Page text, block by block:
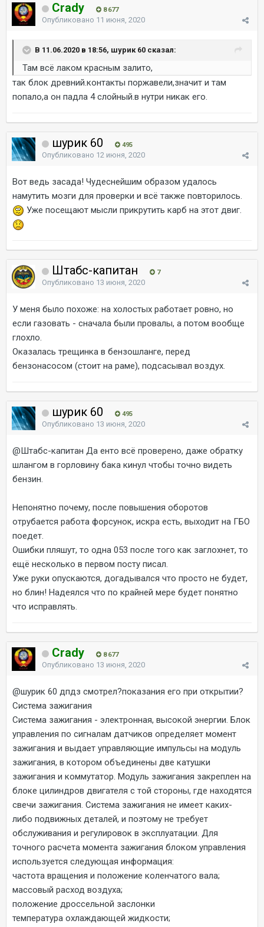
Crady 8 677
Опубликовано 11 июня, 2020
В 11.06.2020 в 18:56, шурик 60 сказал:
Там всё лаком красным залито,
так блок древний.контакты поржавели,значит и там
попало,а он падла 4 слойный.в нутри никак его.
шурик 60 495
Опубликовано 12 июня, 2020
Вот ведь засада! Чудеснейшим образом удалось
намутить мозги для проверки и всё также повторилось.
Уже посещают мысли прикрутить карб на этот двиг.
Штабс-капитан 7
Опубликовано 13 июня, 2020
У меня было похоже: на холостых работает ровно, но
если газовать - сначала были провалы, а потом вообще
глохло.
Оказалась трещинка в бензошланге, перед
бензонасосом (стоит на раме), подсасывал воздух.
шурик 60 495
Опубликовано 13 июня, 2020
@Штабс-капитан Да енто всё проверено, даже обратку
шлангом в горловину бака кинул чтобы точно видеть
бензин.
Непонятно почему, после повышения оборотов
отрубается работа форсунок, искра есть, выходит на ГБО
поедет.
Ошибки пляшут, то одна 053 после того как заглохнет, то
ещё несколько в первом посту писал.
Уже руки опускаются, догадывался что просто не будет,
но блин! Надеялся что по крайней мере будет понятно
что исправлять.
Crady 8 677
Опубликовано 13 июня, 2020
@шурик 60 дпдз смотрел?показания его при открытии?
Система зажигания
Система зажигания - электронная, высокой энергии. Блок
управления по сигналам датчиков определяет момент
зажигания и выдает управляющие импульсы на модуль
зажигания, в котором объединены две катушки
зажигания и коммутатор. Модуль зажигания закреплен на
блоке цилиндров двигателя с той стороны, где находятся
свечи зажигания. Система зажигания не имеет каких-
либо подвижных деталей, и поэтому не требует
обслуживания и регулировок в эксплуатации. Для
точного расчета момента зажигания блоком управления
используется следующая информация:
частота вращения и положение коленчатого вала;
массовый расход воздуха;
положение дроссельной заслонки
температура охлаждающей жидкости;